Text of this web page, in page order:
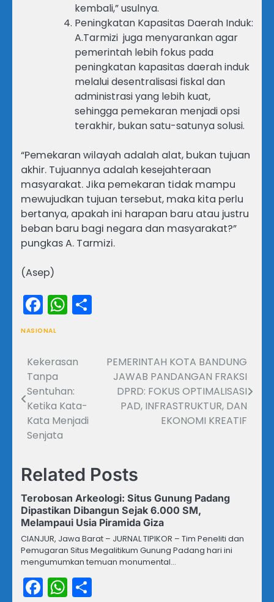
kembali,” usulnya.
Peningkatan Kapasitas Daerah Induk:
A.Tarmizi juga menyarankan agar
pemerintah lebih fokus pada
peningkatan kapasitas daerah induk
melalui desentralisasi fiskal dan
administrasi yang lebih kuat,
sehingga pemekaran menjadi opsi
terakhir, bukan satu-satunya solusi.
“Pemekaran wilayah adalah alat, bukan tujuan
akhir. Tujuannya adalah kesejahteraan
masyarakat. Jika pemekaran tidak mampu
mewujudkan tujuan tersebut, maka kita perlu
bertanya, apakah ini harapan baru atau justru
beban baru bagi negara dan masyarakat?”
pungkas A. Tarmizi.
(Asep)
Facebook
WhatsApp
NASIONAL
Navigasi
pos
Kekerasan
Tanpa
Sentuhan:
Ketika Kata-
Kata Menjadi
Senjata
PEMERINTAH KOTA BANDUNG
JAWAB PANDANGAN FRAKSI
DPRD: FOKUS OPTIMALISASI
PAD, INFRASTRUKTUR, DAN
EKONOMI KREATIF
Related Posts
Terobosan Arkeologi: Situs Gunung Padang
Dipastikan Dibangun Sejak 6.000 SM,
Melampaui Usia Piramida Giza
CIANJUR, Jawa Barat – JURNAL TIPIKOR – Tim Peneliti dan
Pemugaran Situs Megalitikum Gunung Padang hari ini
mengumumkan temuan monumental…
Facebook
WhatsApp